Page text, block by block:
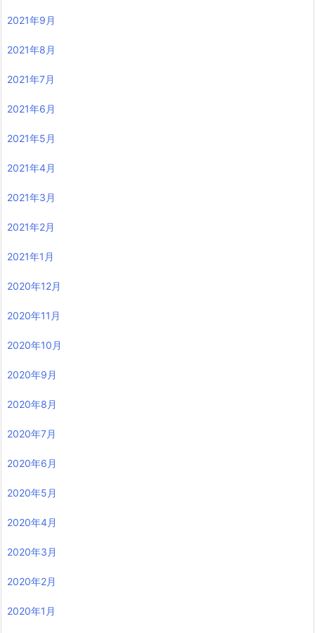
2021年9月
2021年8月
2021年7月
2021年6月
2021年5月
2021年4月
2021年3月
2021年2月
2021年1月
2020年12月
2020年11月
2020年10月
2020年9月
2020年8月
2020年7月
2020年6月
2020年5月
2020年4月
2020年3月
2020年2月
2020年1月